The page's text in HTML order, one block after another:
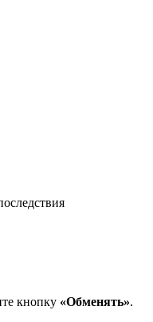
кнопку «Обменять».